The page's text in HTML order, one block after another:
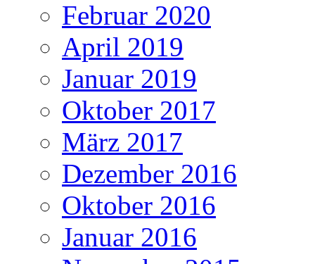
Februar 2020
April 2019
Januar 2019
Oktober 2017
März 2017
Dezember 2016
Oktober 2016
Januar 2016